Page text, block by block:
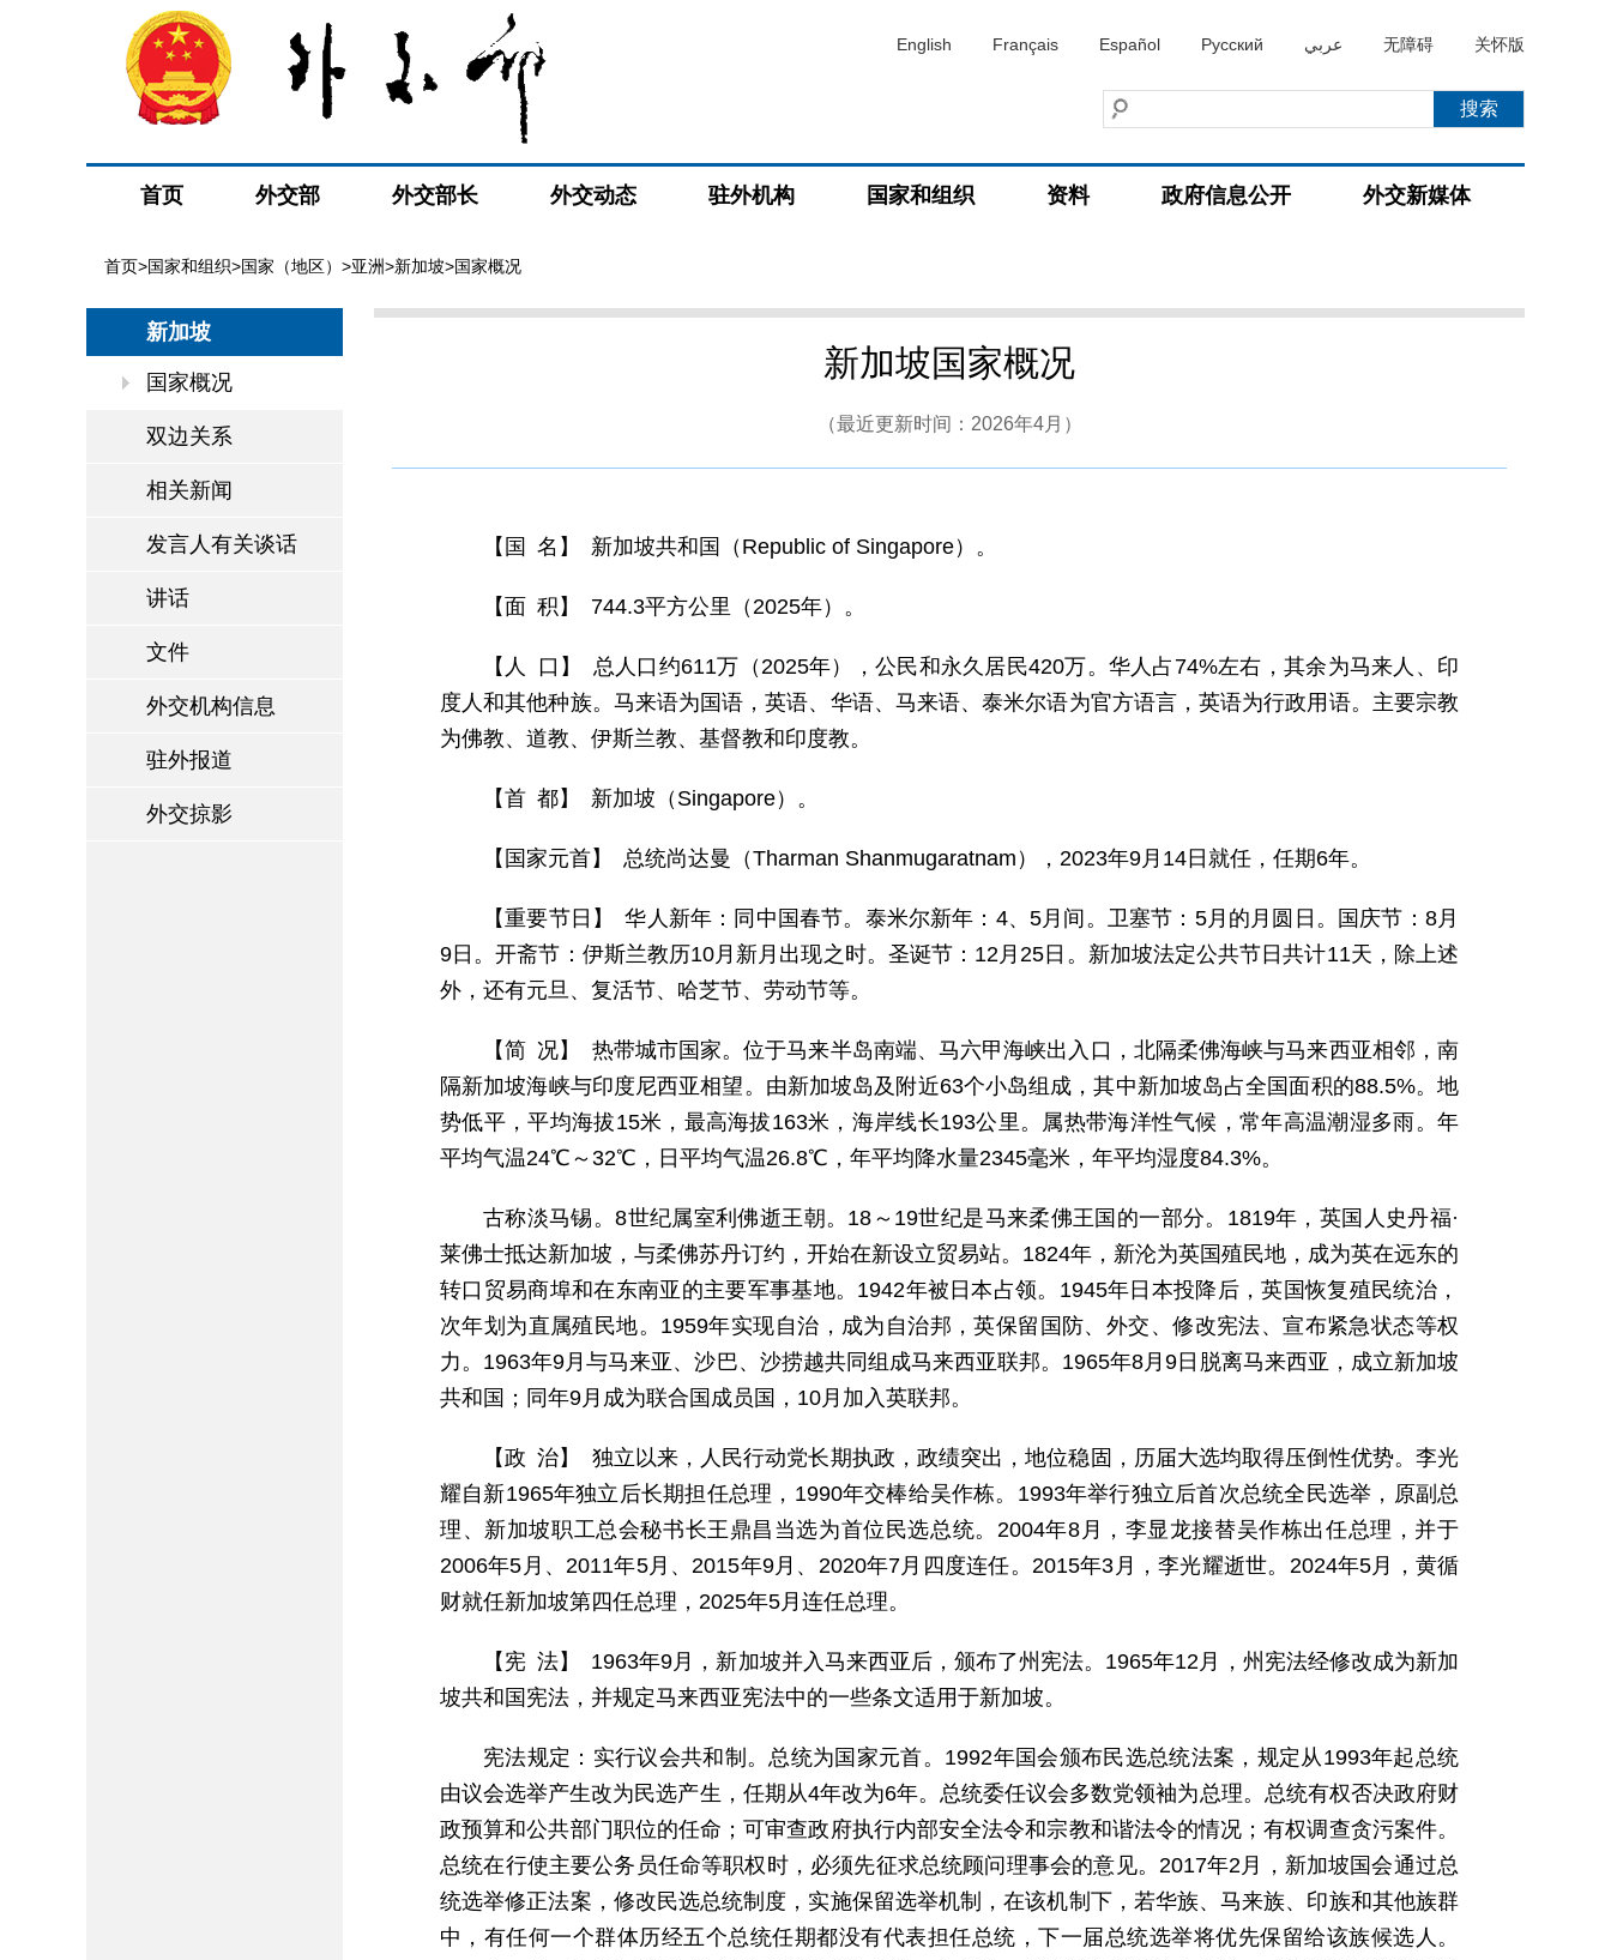
English Français Español Русский عربي 无障碍 关怀版
首页 外交部 外交部长 外交动态 驻外机构 国家和组织 资料 政府信息公开 外交新媒体
首页>国家和组织>国家（地区） >亚洲>新加坡>国家概况
新加坡
国家概况
双边关系
相关新闻
发言人有关谈话
讲话
文件
外交机构信息
驻外报道
外交掠影
新加坡国家概况
（最近更新时间：2026年4月）
【国 名】 新加坡共和国（Republic of Singapore）。
【面 积】 744.3平方公里（2025年）。
【人 口】 总人口约611万（2025年），公民和永久居民420万。华人占74%左右，其余为马来人、印
度人和其他种族。马来语为国语，英语、华语、马来语、泰米尔语为官方语言，英语为行政用语。主要宗教
为佛教、道教、伊斯兰教、基督教和印度教。
【首 都】 新加坡（Singapore）。
【国家元首】 总统尚达曼（Tharman Shanmugaratnam），2023年9月14日就任，任期6年。
【重要节日】 华人新年：同中国春节。泰米尔新年：4、5月间。卫塞节：5月的月圆日。国庆节：8月
9日。开斋节：伊斯兰教历10月新月出现之时。圣诞节：12月25日。新加坡法定公共节日共计11天，除上述
外，还有元旦、复活节、哈芝节、劳动节等。
【简 况】 热带城市国家。位于马来半岛南端、马六甲海峡出入口，北隔柔佛海峡与马来西亚相邻，南
隔新加坡海峡与印度尼西亚相望。由新加坡岛及附近63个小岛组成，其中新加坡岛占全国面积的88.5%。地
势低平，平均海拔15米，最高海拔163米，海岸线长193公里。属热带海洋性气候，常年高温潮湿多雨。年
平均气温24℃～32℃，日平均气温26.8℃，年平均降水量2345毫米，年平均湿度84.3%。
古称淡马锡。8世纪属室利佛逝王朝。18～19世纪是马来柔佛王国的一部分。1819年，英国人史丹福·
莱佛士抵达新加坡，与柔佛苏丹订约，开始在新设立贸易站。1824年，新沦为英国殖民地，成为英在远东的
转口贸易商埠和在东南亚的主要军事基地。1942年被日本占领。1945年日本投降后，英国恢复殖民统治，
次年划为直属殖民地。1959年实现自治，成为自治邦，英保留国防、外交、修改宪法、宣布紧急状态等权
力。1963年9月与马来亚、沙巴、沙捞越共同组成马来西亚联邦。1965年8月9日脱离马来西亚，成立新加坡
共和国；同年9月成为联合国成员国，10月加入英联邦。
【政 治】 独立以来，人民行动党长期执政，政绩突出，地位稳固，历届大选均取得压倒性优势。李光
耀自新1965年独立后长期担任总理，1990年交棒给吴作栋。1993年举行独立后首次总统全民选举，原副总
理、新加坡职工总会秘书长王鼎昌当选为首位民选总统。2004年8月，李显龙接替吴作栋出任总理，并于
2006年5月、2011年5月、2015年9月、2020年7月四度连任。2015年3月，李光耀逝世。2024年5月，黄循
财就任新加坡第四任总理，2025年5月连任总理。
【宪 法】 1963年9月，新加坡并入马来西亚后，颁布了州宪法。1965年12月，州宪法经修改成为新加
坡共和国宪法，并规定马来西亚宪法中的一些条文适用于新加坡。
宪法规定：实行议会共和制。总统为国家元首。1992年国会颁布民选总统法案，规定从1993年起总统
由议会选举产生改为民选产生，任期从4年改为6年。总统委任议会多数党领袖为总理。总统有权否决政府财
政预算和公共部门职位的任命；可审查政府执行内部安全法令和宗教和谐法令的情况；有权调查贪污案件。
总统在行使主要公务员任命等职权时，必须先征求总统顾问理事会的意见。2017年2月，新加坡国会通过总
统选举修正法案，修改民选总统制度，实施保留选举机制，在该机制下，若华族、马来族、印族和其他族群
中，有任何一个群体历经五个总统任期都没有代表担任总统，下一届总统选举将优先保留给该族候选人。